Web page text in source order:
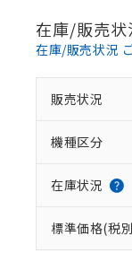
在庫/販売状
在庫/販売状況
販売状況
機種区分
在庫状況
標準価格(税